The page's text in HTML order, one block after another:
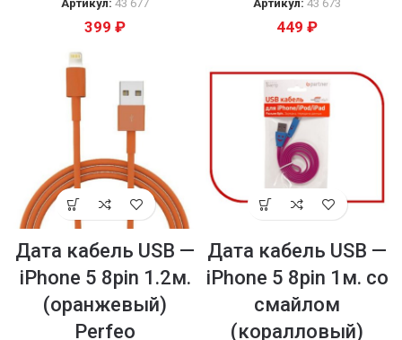
Артикул: 43 677
399 ₽
Артикул: 43 673
449 ₽
Дата кабель USB —
iPhone 5 8pin 1.2м.
(оранжевый)
Perfeo
Дата кабель USB —
iPhone 5 8pin 1м. со
смайлом
(коралловый)